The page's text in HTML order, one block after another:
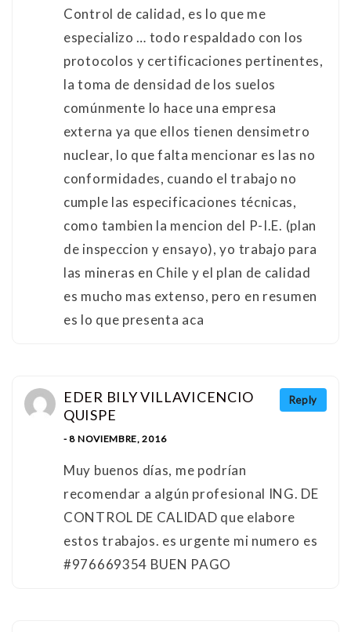
Control de calidad, es lo que me
especializo … todo respaldado con los
protocolos y certificaciones pertinentes,
la toma de densidad de los suelos
comúnmente lo hace una empresa
externa ya que ellos tienen densimetro
nuclear, lo que falta mencionar es las no
conformidades, cuando el trabajo no
cumple las especificaciones técnicas,
como tambien la mencion del P-I.E. (plan
de inspeccion y ensayo), yo trabajo para
las mineras en Chile y el plan de calidad
es mucho mas extenso, pero en resumen
es lo que presenta aca
Reply
EDER BILY VILLAVICENCIO
QUISPE
- 8 NOVIEMBRE, 2016
Muy buenos días, me podrían
recomendar a algún profesional ING. DE
CONTROL DE CALIDAD que elabore
estos trabajos. es urgente mi numero es
#976669354 BUEN PAGO